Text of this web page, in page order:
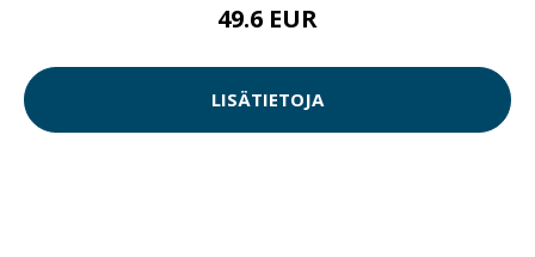
49.6 EUR
LISÄTIETOJA